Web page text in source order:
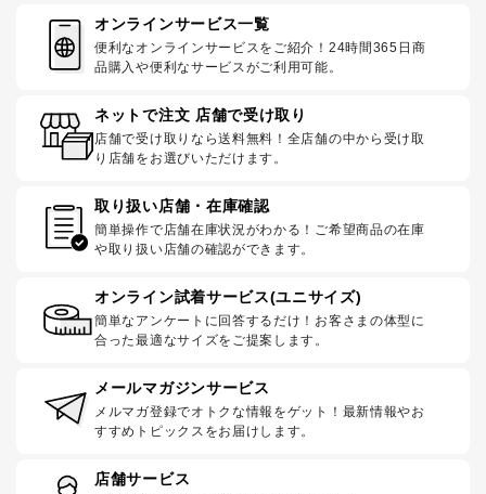
オンラインサービス一覧
便利なオンラインサービスをご紹介！24時間365日商
品購入や便利なサービスがご利用可能。
ネットで注文 店舗で受け取り
店舗で受け取りなら送料無料！全店舗の中から受け取
り店舗をお選びいただけます。
取り扱い店舗・在庫確認
簡単操作で店舗在庫状況がわかる！ご希望商品の在庫
や取り扱い店舗の確認ができます。
オンライン試着サービス(ユニサイズ)
簡単なアンケートに回答するだけ！お客さまの体型に
合った最適なサイズをご提案します。
メールマガジンサービス
メルマガ登録でオトクな情報をゲット！最新情報やお
すすめトピックスをお届けします。
店舗サービス